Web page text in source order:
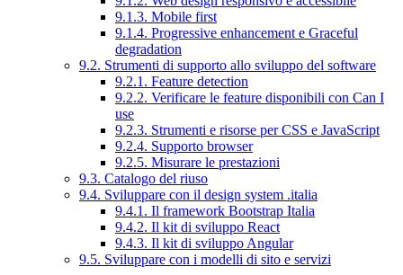
9.1.3. Mobile first
9.1.4. Progressive enhancement e Graceful
degradation
9.2. Strumenti di supporto allo sviluppo del software
9.2.1. Feature detection
9.2.2. Verificare le feature disponibili con Can I
use
9.2.3. Strumenti e risorse per CSS e JavaScript
9.2.4. Supporto browser
9.2.5. Misurare le prestazioni
9.3. Catalogo del riuso
9.4. Sviluppare con il design system .italia
9.4.1. Il framework Bootstrap Italia
9.4.2. Il kit di sviluppo React
9.4.3. Il kit di sviluppo Angular
9.5. Sviluppare con i modelli di sito e servizi